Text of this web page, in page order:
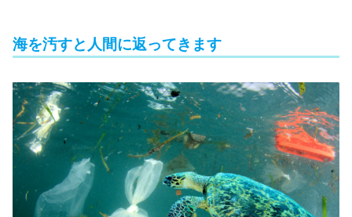
海を汚すと人間に返ってきます